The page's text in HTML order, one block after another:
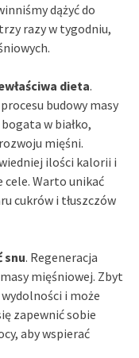
dążyć do
razy w tygodniu,
dieta.
budowy masy
w białko,
mięśni.
ilości kalorii i
cele. Warto unikać
cukrów i tłuszczów
snu. Regeneracja
mięśniowej. Zbyt
i może
zapewnić sobie
aby wspierać